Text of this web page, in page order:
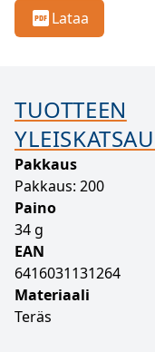
Lataa
TUOTTEEN
Pakkaus
Pakkaus: 200
Paino
34 g
EAN
6416031131264
Materiaali
Teräs